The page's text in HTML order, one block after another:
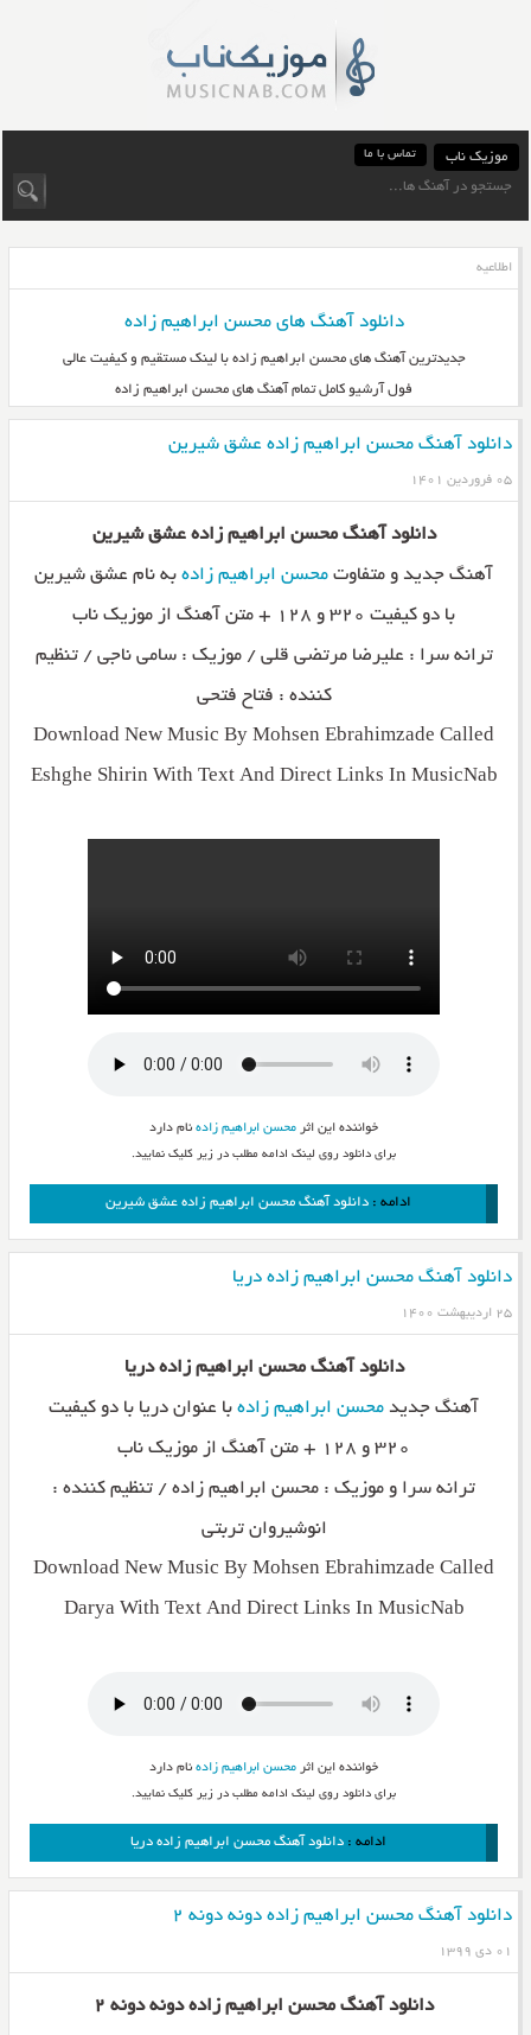
موزیک ناب تماس با ما
اطلاعیه
دانلود آهنگ های محسن ابراهیم زاده
جدیدترین آهنگ های محسن ابراهیم زاده با لینک مستقیم و کیفیت عالی
فول آرشیو کامل تمام آهنگ های محسن ابراهیم زاده
دانلود آهنگ محسن ابراهیم زاده عشق شیرین
۰۵ فروردین ۱۴۰۱
دانلود آهنگ محسن ابراهیم زاده عشق شیرین
آهنگ جدید و متفاوت محسن ابراهیم زادهبه نام عشق شیرین
با دو کیفیت ۳۲۰ و ۱۲۸ + متن آهنگ از موزیک ناب
ترانه سرا : علیرضا مرتضی قلی / موزیک : سامی ناجی / تنظیم
کننده : فتاح فتحی
Download New Music By Mohsen Ebrahimzade Called
Eshghe Shirin With Text And Direct Links In MusicNab
خواننده این اثر محسن ابراهیم زادهنام دارد
برای دانلود روی لینک ادامه مطلب در زیر کلیک نمایید.
ادامه :دانلود آهنگ محسن ابراهیم زاده عشق شیرین
دانلود آهنگ محسن ابراهیم زاده دریا
۲۵ اردیبهشت ۱۴۰۰
دانلود آهنگ محسن ابراهیم زاده دریا
آهنگ جدید محسن ابراهیم زادهبا عنوان دریا با دو کیفیت
۳۲۰ و ۱۲۸ + متن آهنگ از موزیک ناب
ترانه سرا و موزیک : محسن ابراهیم زاده / تنظیم کننده :
انوشیروان تربتی
Download New Music By Mohsen Ebrahimzade Called
Darya With Text And Direct Links In MusicNab
خواننده این اثر محسن ابراهیم زادهنام دارد
برای دانلود روی لینک ادامه مطلب در زیر کلیک نمایید.
ادامه :دانلود آهنگ محسن ابراهیم زاده دریا
دانلود آهنگ محسن ابراهیم زاده دونه دونه ۲
۰۱ دی ۱۳۹۹
دانلود آهنگ محسن ابراهیم زاده دونه دونه ۲